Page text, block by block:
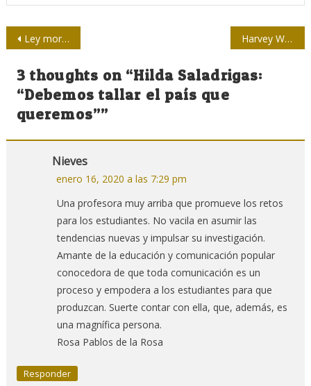
Navegación
de
entradas
Ley mordaza de los golpistas bolivianos Harvey Weinstein, «el intocable» de Hollywood
3 thoughts on “Hilda Saladrigas:
“Debemos tallar el país que
queremos””
Nieves
enero 16, 2020 a las 7:29 pm
Una profesora muy arriba que promueve los retos
para los estudiantes. No vacila en asumir las
tendencias nuevas y impulsar su investigación.
Amante de la educación y comunicación popular
conocedora de que toda comunicación es un
proceso y empodera a los estudiantes para que
produzcan. Suerte contar con ella, que, además, es
una magnífica persona.
Rosa Pablos de la Rosa
Responder